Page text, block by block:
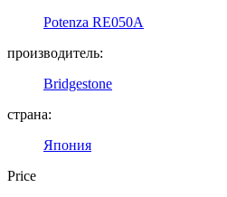
Potenza RE050A
производитель:
Bridgestone
страна:
Япония
Price